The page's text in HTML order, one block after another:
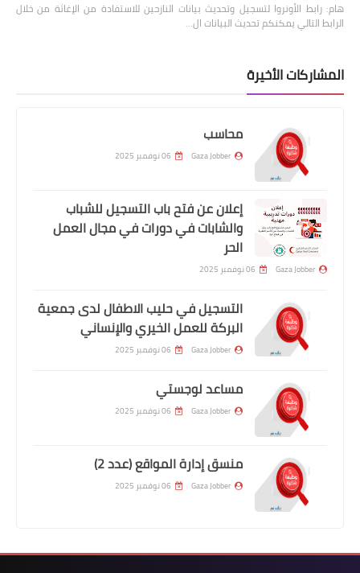
هام: رابط الأونروا لتسجيل وتحديث بيانات النازحين للاستفادة من الإغاثة من خلال
الرابط التالي يمكنكم تحديث البيانات ال…
المشاركات الأخيرة
محاسب
Gaza Jobber 06 نوفمبر 2025
إعلان عن فتح باب التسجيل للشباب
والشابات في دورات في مجال العمل
الحر
Gaza Jobber 06 نوفمبر 2025
التسجيل في حليب الاطفال لدى جمعية
البركة للعمل الخيري والإنساني
Gaza Jobber 06 نوفمبر 2025
مساعد لوجستي
Gaza Jobber 06 نوفمبر 2025
منسق إدارة المواقع (عدد 2)
Gaza Jobber 06 نوفمبر 2025